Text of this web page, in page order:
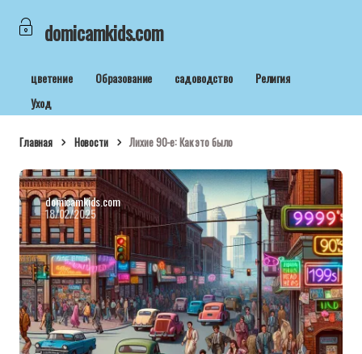
domicamkids.com
цветение Образование садоводство
Религия
Уход
Главная Новости Лихие 90-е: Как это было
domicamkids.com
18/02/2025